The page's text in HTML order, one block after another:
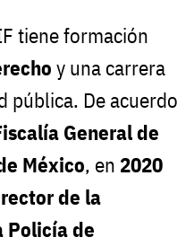
tiene formación
y una carrera
pública. De acuerdo
General de
México, en 2020
de la
Policía de